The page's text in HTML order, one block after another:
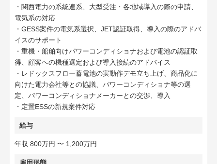
・関西電力の系統連系、大型受注・各地域導入の際の申請、
電気系の対応
・GESS案件の電気系選択、JET認証取得、導入の際のアドバ
イスのサポート
・重機・船舶向けパワーコンディショナおよび電池の認証取
得、顧客への機種選定および導入接続のアドバイス
・レドックスフロー蓄電池の実動作デモ立ち上げ、商品化に
向けた電力会社等との協議、パワーコンディショナ等の選
定、パワーコンディショナメーカーとの交渉、導入
・定置ESSの新規案件対応
給与
年収 800万円 〜 1,200万円